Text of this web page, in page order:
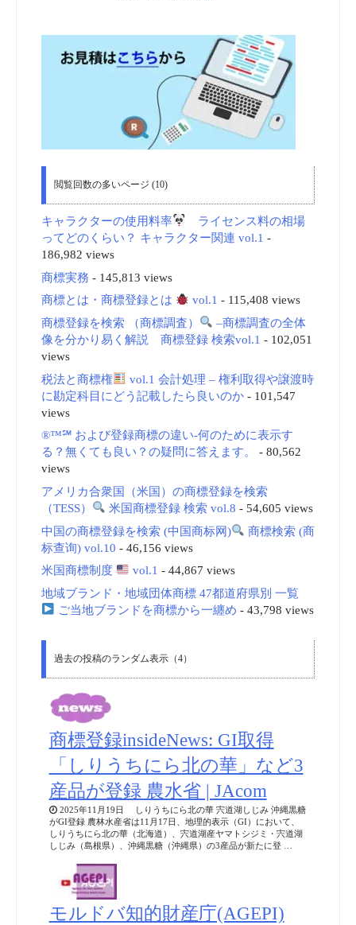
閲覧回数の多いページ (10)
キャラクターの使用料率
ライセンス料の相場
ってどのくらい？ キャラクター関連 vol.1 -
186,982 views
商標実務 - 145,813 views
商標とは・商標登録とは
vol.1 - 115,408 views
商標登録を検索 （商標調査）
–商標調査の全体
像を分かり易く解説 商標登録 検索vol.1 - 102,051
views
税法と商標権
vol.1 会計処理 – 権利取得や譲渡時
に勘定科目にどう記載したら良いのか- 101,547
views
®™℠ および登録商標の違い-何のために表示す
る？無くても良い？の疑問に答えます。
- 80,562
views
アメリカ合衆国（米国）の商標登録を検索
（TESS）
米国商標登録 検索 vol.8 - 54,605 views
中国の商標登録を検索 (中国商标网)
商標検索 (商
标查询) vol.10 - 46,156 views
米国商標制度
vol.1 - 44,867 views
地域ブランド・地域団体商標 47都道府県別 一覧
ご当地ブランドを商標から一纏め - 43,798 views
過去の投稿のランダム表示（4）
商標登録insideNews: GI取得
「しりうちにら北の華」など3
産品が登録 農水省 | JAcom
2025年11月19日 しりうちにら北の華 宍道湖しじみ 沖縄黒糖
がGI登録 農林水産省は11月17日、地理的表示（GI）において、
しりうちにら北の華（北海道）、宍道湖産ヤマトシジミ・宍道湖
しじみ（島根県）、沖縄黒糖（沖縄県）の3産品が新たに登 …
モルドバ知的財産庁(AGEPI)